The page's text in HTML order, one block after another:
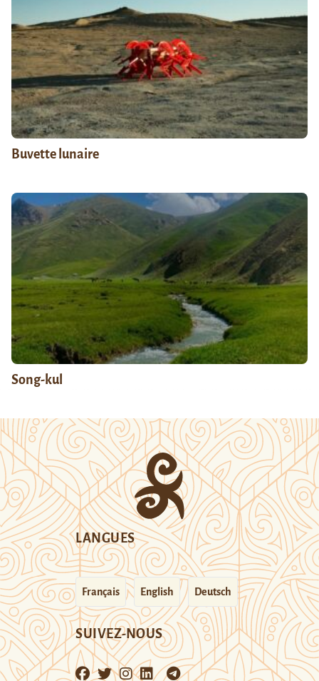
Buvette lunaire
Song-kul
LANGUES
Français English Deutsch
SUIVEZ-NOUS